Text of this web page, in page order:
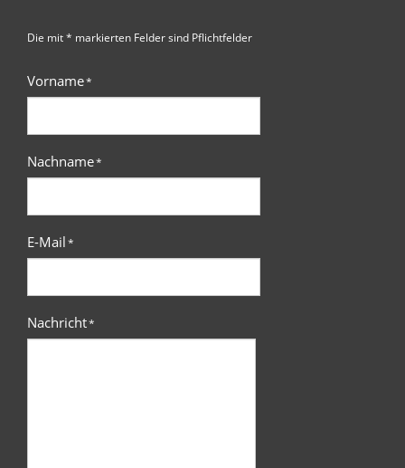
Die mit * markierten Felder sind Pflichtfelder
Vorname*
Nachname*
E-Mail*
Nachricht*